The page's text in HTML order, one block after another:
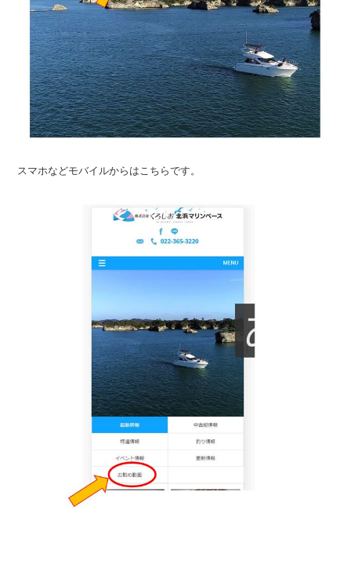
求人情報 会社概要
スマホなどモバイルからはこちらです。